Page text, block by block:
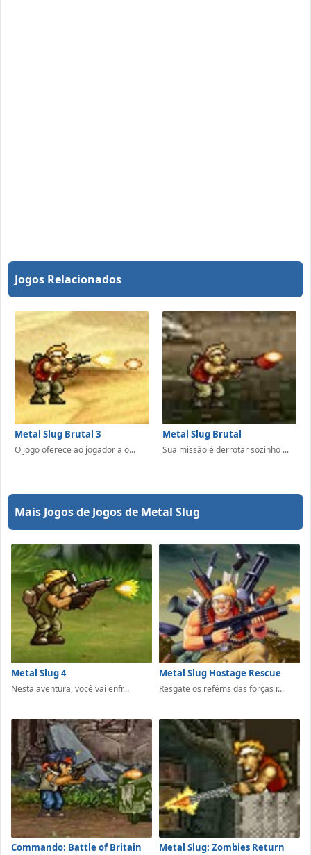
Jogos Relacionados
Metal Slug Brutal 3
O jogo oferece ao jogador a o...
Metal Slug Brutal
Sua missão é derrotar sozinho ...
Mais Jogos de Jogos de Metal Slug
Metal Slug 4
Nesta aventura, você vai enfr...
Metal Slug Hostage Rescue
Resgate os reféms das forças r...
Commando: Battle of Britain Metal Slug: Zombies Return